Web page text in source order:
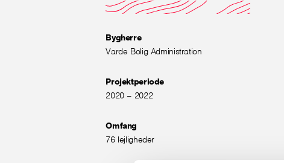
Bygherre
Varde Bolig Administration
Projektperiode
2020 – 2022
Omfang
76 lejligheder